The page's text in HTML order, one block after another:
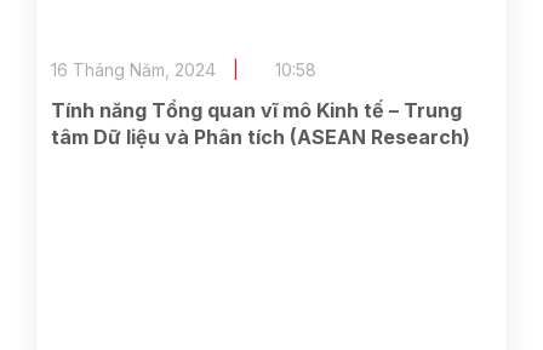
Tính năng Tổng quan vĩ mô Kinh tế – Trung
tâm Dữ liệu và Phân tích (ASEAN Research)
16 Tháng Năm, 2024 10:58